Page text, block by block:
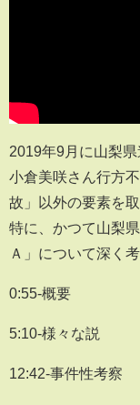
2019年9月に山梨
小倉美咲さん行方
故」以外の要素を
特に、かつて山梨
Ａ」について深く
0:55-概要
5:10-様々な説
12:42-事件性考察